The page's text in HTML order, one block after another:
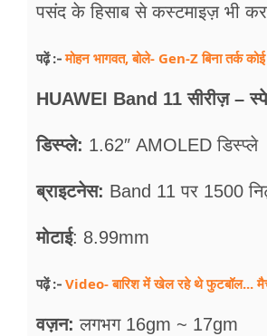
पसंद के हिसाब से कस्टमाइज़ भी
पढ़ें :-मोहन भागवत, बोले- Gen-Z बिना तर्क
HUAWEI Band 11 सीरीज़ –
डिस्प्ले: 1.62″ AMOLED डिस्प्ले
ब्राइटनेस: Band 11 पर 1500
मोटाई: 8.99mm
पढ़ें :- Video- बारिश में खेल रहे थे फुटबॉल... मैच
वज़न: लगभग 16gm ~ 17gm